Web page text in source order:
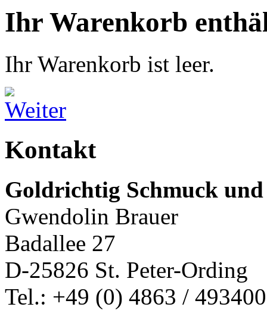
Ihr Warenkorb
Ihr Warenkorb ist leer.
Kontakt
Goldrichtig Schmuck
Gwendolin Brauer
Badallee 27
D-25826 St. Peter-Ording
Tel.: +49 (0) 4863 / 493400